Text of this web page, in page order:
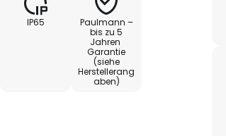
in dreifacher Ausführung
ausgeleuchtet werden
LED-Leuchtmittel
Licht für eine
gleichzeitíg
IP65
Paulmann –
bis zu 5
Jahren
Garantie
(siehe
Herstellerang
aben)